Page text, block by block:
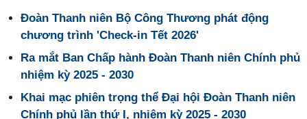
Đoàn Thanh niên Bộ Công Thương phát động
chương trình 'Check-in Tết 2026'
Ra mắt Ban Chấp hành Đoàn Thanh niên Chính phủ
nhiệm kỳ 2025 - 2030
Khai mạc phiên trọng thể Đại hội Đoàn Thanh niên
Chính phủ lần thứ I, nhiệm kỳ 2025 - 2030